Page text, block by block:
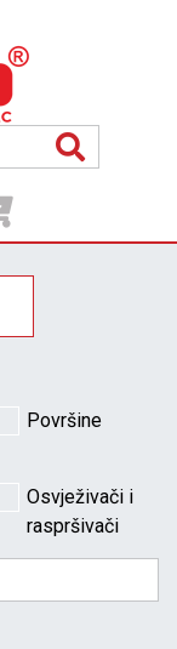
Površine
Osvježivači i
raspršivači